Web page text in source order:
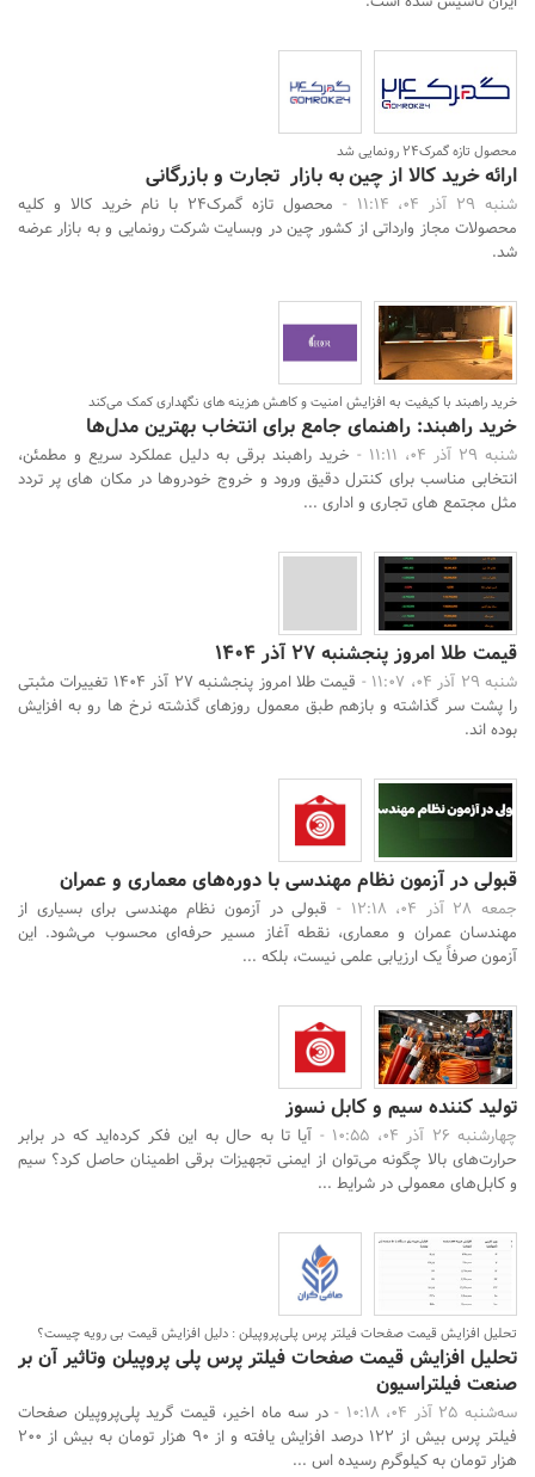
محصول تازه گمرک24 رونمایی شد
ارائه خرید کالا از چین به بازار تجارت و بازرگانی
شنبه 29 آذر 04، 11:14 -
محصول تازه گمرک24 با نام خرید کالا و کلیه
محصولات مجاز وارداتی از کشور چین در وبسایت شرکت رونمایی و به بازار عرضه
شد.
خرید راهبند با کیفیت به افزایش امنیت و کاهش هزینه ‌های نگهداری کمک می‌کند
خرید راهبند: راهنمای جامع برای انتخاب بهترین مدل‌ها
شنبه 29 آذر 04، 11:11 -
خرید راهبند برقی به دلیل عملکرد سریع و مطمئن،
انتخابی مناسب برای کنترل دقیق ورود و خروج خودروها در مکان‌ های پر تردد
مثل مجتمع‌ های تجاری و اداری ...
قیمت طلا امروز پنجشنبه ۲۷ آذر ۱۴۰۴
شنبه 29 آذر 04، 11:07 -
قیمت طلا امروز پنجشنبه ۲۷ آذر ۱۴۰۴ تغییرات مثبتی
را پشت سر گذاشته و بازهم طبق معمول روزهای گذشته نرخ ها رو به افزایش
بوده اند.
قبولی در آزمون نظام مهندسی با دوره‌های معماری و عمران
جمعه 28 آذر 04، 12:18 -
قبولی در آزمون نظام مهندسی برای بسیاری از
مهندسان عمران و معماری، نقطه آغاز مسیر حرفه‌ای محسوب می‌شود. این
آزمون صرفاً یک ارزیابی علمی نیست، بلکه ...
تولید کننده سیم و کابل نسوز
چهارشنبه 26 آذر 04، 10:55 -
آیا تا به حال به این فکر کرده‌اید که در برابر
حرارت‌های بالا چگونه می‌توان از ایمنی تجهیزات برقی اطمینان حاصل کرد؟ سیم
و کابل‌های معمولی در شرایط ...
تحلیل افزایش قیمت صفحات فیلتر پرس پلی‌پروپیلن : دلیل افزایش قیمت بی رویه چیست؟
تحلیل افزایش قیمت صفحات فیلتر پرس پلی‌ پروپیلن وتاثیر آن بر
صنعت فیلتراسیون
سه‌شنبه 25 آذر 04، 10:18 -
در سه ماه اخیر، قیمت گرید پلی‌پروپیلن صفحات
فیلتر پرس بیش از ۱۲۲ درصد افزایش یافته و از ۹۰ هزار تومان به بیش از ۲۰۰
هزار تومان به کیلوگرم رسیده اس ...